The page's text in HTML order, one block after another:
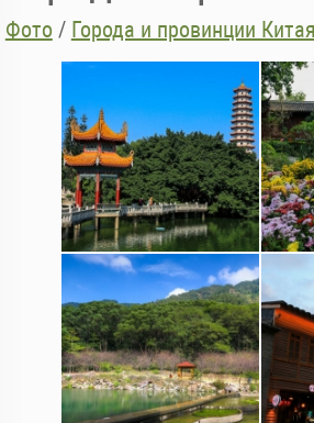
Фото / Города и провинции